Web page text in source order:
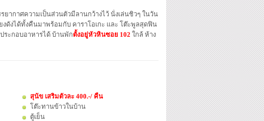
ากาศความเป็นส่วนตัวมีลานกว้างไว้ นั่งเล่นชิวๆ ในวัน
งดังได้ทั้งคืนมาพร้อมกับ คาราโอเกะ และ โต๊ะพูลสุดฟิน
ระกอบอาหารได้ บ้านพักตั้งอยู่หัวหินซอย 102 ใกล้ ห้าง
สุนัข เสริมตัวละ 400.-/ คืน
โต๊ะทานข้าวในบ้าน
ตู้เย็น